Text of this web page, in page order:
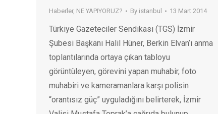
Haberler, NE YAPIYORUZ? By istanbul 13 Mart 2014
Türkiye Gazeteciler Sendikası (TGS) İzmir
Şubesi Başkanı Halil Hüner, Berkin Elvan’ı anma
toplantılarında ortaya çıkan tabloyu
görüntüleyen, görevini yapan muhabir, foto
muhabiri ve kameramanlara karşı polisin
“orantısız güç” uyguladığını belirterek, İzmir